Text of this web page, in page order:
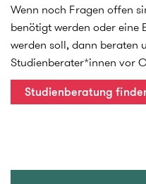
Wenn noch Fragen offen
benötigt werden oder eine
werden soll, dann beraten
Studienberater*innen vor
Studienberatung